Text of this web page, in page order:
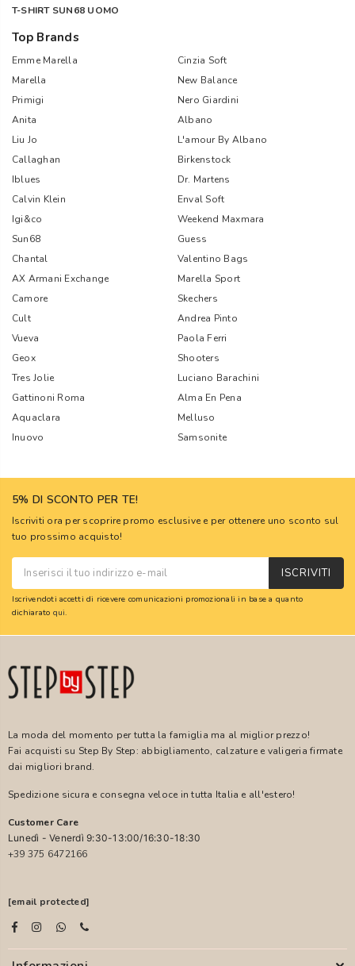
T-SHIRT SUN68 UOMO
Top Brands
Emme Marella
Cinzia Soft
Marella
New Balance
Primigi
Nero Giardini
Anita
Albano
Liu Jo
L'amour By Albano
Callaghan
Birkenstock
Iblues
Dr. Martens
Calvin Klein
Enval Soft
Igi&co
Weekend Maxmara
Sun68
Guess
Chantal
Valentino Bags
AX Armani Exchange
Marella Sport
Camore
Skechers
Cult
Andrea Pinto
Vueva
Paola Ferri
Geox
Shooters
Tres Jolie
Luciano Barachini
Gattinoni Roma
Alma En Pena
Aquaclara
Melluso
Inuovo
Samsonite
5% DI SCONTO PER TE!
Iscriviti ora per scoprire promo esclusive e per ottenere uno sconto sul
tuo prossimo acquisto!
ISCRIVITI
Iscrivendoti accetti di ricevere comunicazioni promozionali in base a quanto
dichiarato qui.
La moda del momento per tutta la famiglia ma al miglior prezzo!
Fai acquisti su Step By Step: abbigliamento, calzature e valigeria firmate
dai migliori brand.
Spedizione sicura e consegna veloce in tutta Italia e all'estero!
Customer Care
Lunedì - Venerdì 9:30-13:00/16:30-18:30
+39 375 6472166
[email protected]